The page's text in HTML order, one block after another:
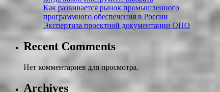
Как развивается рынок промышленного
программного обеспечения в России
Экспертиза проектной документации ОПО
Recent Comments
Нет комментариев для просмотра.
Archives